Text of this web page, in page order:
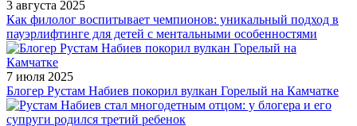
3 августа 2025
Как филолог воспитывает чемпионов: уникальный подход в
пауэрлифтинге для детей с ментальными особенностями
7 июля 2025
Блогер Рустам Набиев покорил вулкан Горелый на Камчатке